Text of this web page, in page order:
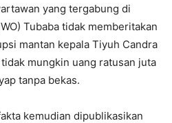
yang tergabung di
Tubaba tidak memberitakan
mantan kepala Tiyuh Candra
mungkin uang ratusan juta
tanpa bekas.
kemudian dipublikasikan